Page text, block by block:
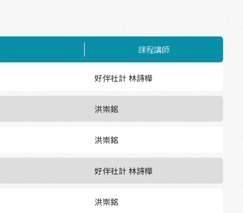
課程講師
好伴社計 林詩樺
洪崇銘
洪崇銘
好伴社計 林詩樺
洪崇銘